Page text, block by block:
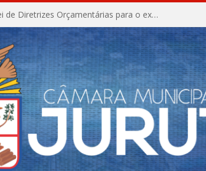
Câmara Municipal aprova Lei de Diretrizes Orçamentárias para o exercício financeiro de 2027